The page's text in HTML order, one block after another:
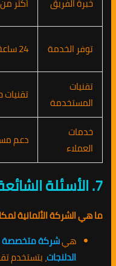
خبرة الفريق أكتر من 10
توفر الخدمة 24 ساعة
تقنيات
المستخدمة
تقنيات
خدمات
العملاء
دعم
7. الأسئلة الشائعة (FAQs)
ما هي الشركة الألمانية
هيشركة متخصصة
الدلنجات، بتستخدم